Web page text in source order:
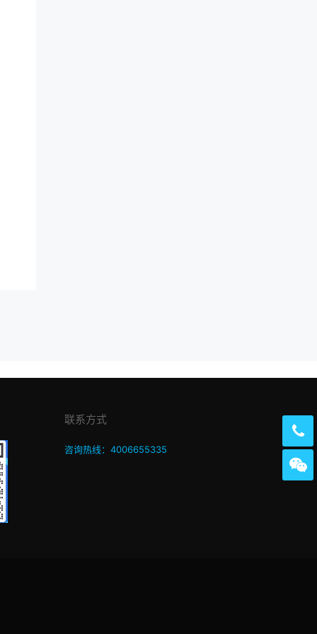
联系方式
咨询热线：4006655335